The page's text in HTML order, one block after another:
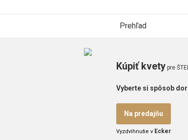
Prehľad
Kúpiť kvety pre
Vyberte si spôsob
Na predajňu
Vyzdvihnutie v Ecker